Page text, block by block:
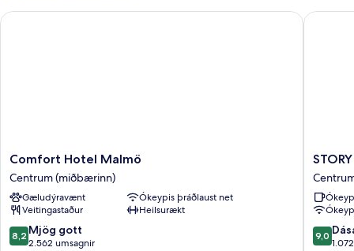
Comfort
Hotel
Malmö
Centrum
(miðbærinn)
Comfort Hotel Malmö
Centrum (miðbærinn)
Gæludýravænt
Ókeypis þráðlaust net
Veitingastaður
Heilsurækt
8.2
af
8,2 Mjög gott
2.562 umsagnir
Comfort Hotel Malmö
STORY
HOTEL
in
JdV
by
Hyatt
9.0
af
9,0
STORY